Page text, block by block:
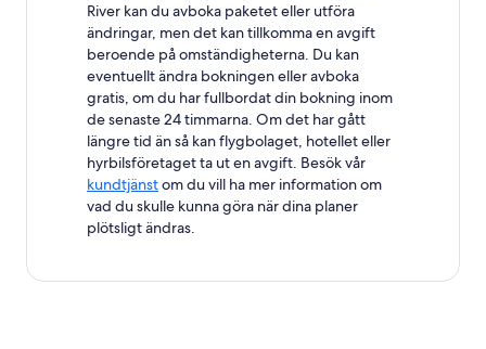
River kan du avboka paketet eller utföra
ändringar, men det kan tillkomma en avgift
beroende på omständigheterna. Du kan
eventuellt ändra bokningen eller avboka
gratis, om du har fullbordat din bokning inom
de senaste 24 timmarna. Om det har gått
längre tid än så kan flygbolaget, hotellet eller
hyrbilsföretaget ta ut en avgift. Besök vår
kundtjänstom du vill ha mer information om
vad du skulle kunna göra när dina planer
plötsligt ändras.